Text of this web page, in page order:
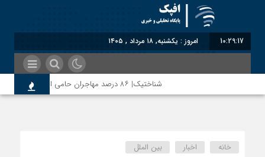
10:29:17 امروز : یکشنبه, ۱۸ مرداد , ۱۴۰۵
شناختیک| ۸۶ درصد مهاجران حامی ایران در جنگ؛ ۷۵ درصد مهاجران دولت چهاردهم را خیرخواه خود نمی‌دانند
خانه اخبار بین الملل